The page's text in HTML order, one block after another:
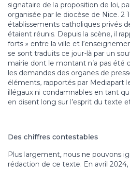
signataire de la proposition de loi,
organisée par le diocèse de Nice. 2
établissements catholiques privés
étaient réunis. Depuis la scène, il
forts » entre la ville et
se sont traduits ce jour-là par un
mairie dont le montant n’a pas été
les demandes des organes de
éléments, rapportés par Mediapart
illégaux ni condamnables en tant
en disent long sur l’esprit du texte
Des chiffres contestables
Plus largement, nous ne pouvons
rédaction de ce texte. En avril